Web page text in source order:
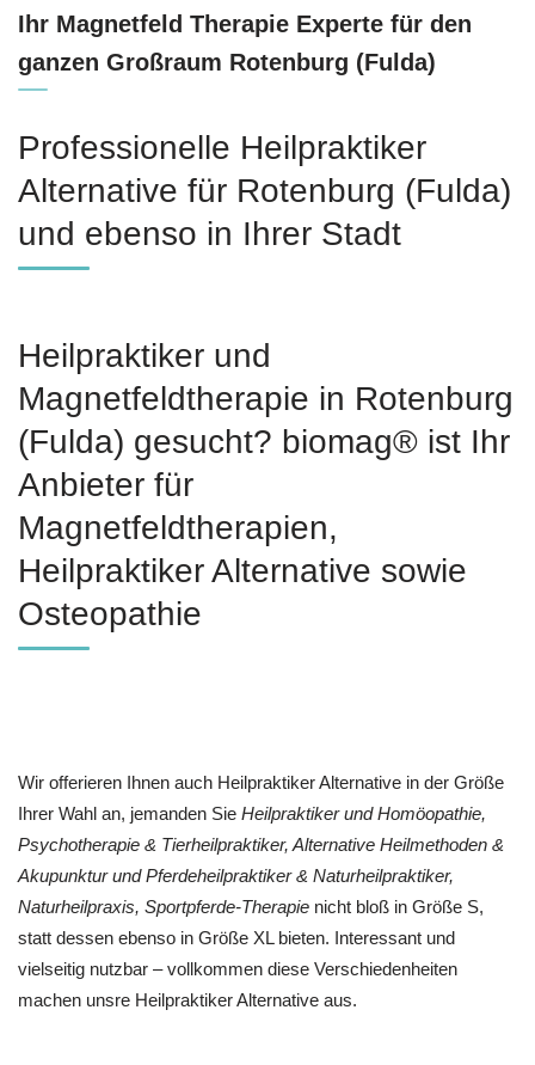
Ihr Magnetfeld Therapie Experte für den
ganzen Großraum Rotenburg (Fulda)
Professionelle Heilpraktiker
Alternative für Rotenburg (Fulda)
und ebenso in Ihrer Stadt
Heilpraktiker und
Magnetfeldtherapie in Rotenburg
(Fulda) gesucht? biomag® ist Ihr
Anbieter für
Magnetfeldtherapien,
Heilpraktiker Alternative sowie
Osteopathie
Wir offerieren Ihnen auch Heilpraktiker Alternative in der Größe
Ihrer Wahl an, jemanden Sie Heilpraktiker und ‎Homöopathie,
‎Psychotherapie & ‎Tierheilpraktiker, Alternative Heilmethoden &
Akupunktur und Pferdeheilpraktiker & Naturheilpraktiker,
Naturheilpraxis, Sportpferde-Therapie nicht bloß in Größe S,
statt dessen ebenso in Größe XL bieten. Interessant und
vielseitig nutzbar – vollkommen diese Verschiedenheiten
machen unsre Heilpraktiker Alternative aus.